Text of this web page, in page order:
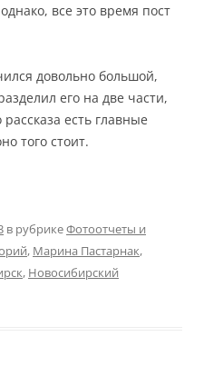
все это время пост
довольно большой,
его на две части,
есть главные
того стоит.
в рубрикеФотоотчеты и
, Марина Пастарнак,
, Новосибирский